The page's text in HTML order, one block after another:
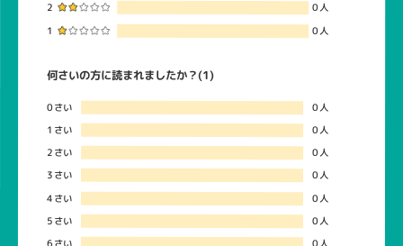
2 0人
1 0人
何さいの方に読まれましたか？(1)
0さい 0人
1さい 0人
2さい 0人
3さい 0人
4さい 0人
5さい 0人
6さい